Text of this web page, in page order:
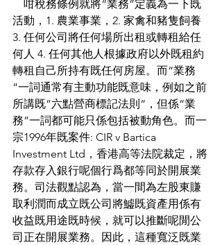
活動，1. 農業事業，2. 家禽和豬隻飼養
3. 任何公司將任何場所出租或轉租給任
何人 4. 任何其他人根據政府以外既租約
轉租自己所持有既任何房屋。而“業務
“一詞通常有主動功能既意味，例如之前
所講既”六點營商標記法則“，但係“業
務”一詞都可能只係包括被動角色。而一
宗1996年既案件: CIR v Bartica
Investment Ltd，香港高等法院裁定，將
存款存入銀行呢個行爲都等同於開展業
務。司法觀點認為，當一間為左股東賺
取利潤而成立既公司將鱋既資產用係有
收益既用途既時候，就可以推斷呢閒公
司正在開展業務。因此，這種寬泛既業